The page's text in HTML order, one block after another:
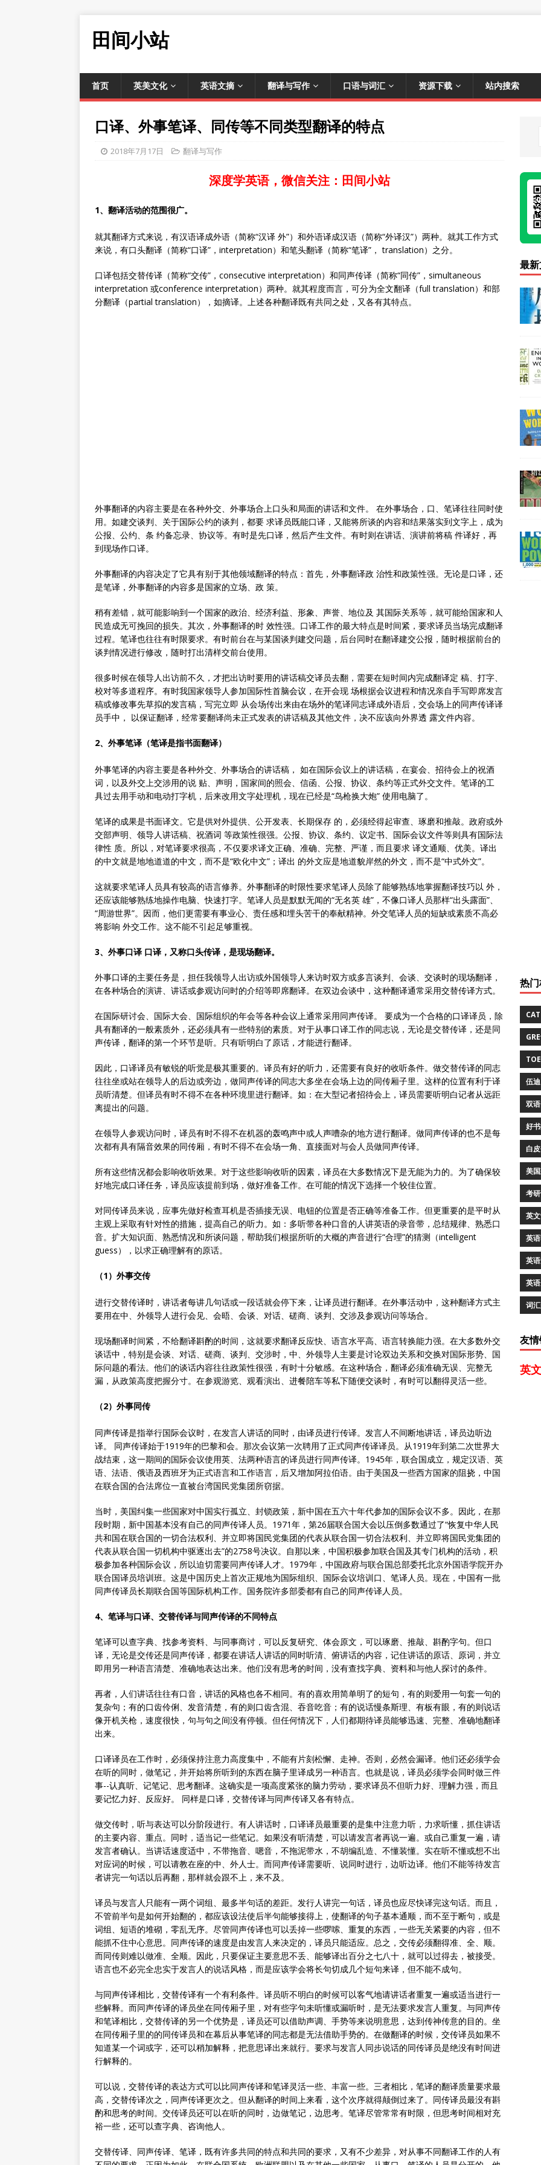
田间小站
首页 英美文化 英语文摘 翻译与写作 口语与词汇 资源下载 站内搜索
口译、外事笔译、同传等不同类型翻译的特点
2018年7月17日 翻译与写作
深度学英语，微信关注：田间小站
1、翻译活动的范围很广。
就其翻译方式来说，有汉语译成外语（简称“汉译 外”）和外语译成汉语（简称“外译汉”）两种。就其工作方式
来说，有口头翻译（简称“口译”，interpretation）和笔头翻译（简称“笔译”， translation）之分。
口译包括交替传译（简称“交传”，consecutive interpretation）和同声传译（简称“同传”，simultaneous
interpretation 或conference interpretation）两种。就其程度而言，可分为全文翻译（full translation）和部
分翻译（partial translation），如摘译。上述各种翻译既有共同之处，又各有其特点。
外事翻译的内容主要是在各种外交、外事场合上口头和局面的讲话和文件。 在外事场合，口、笔译往往同时使
用。如建交谈判、关于国际公约的谈判，都要 求译员既能口译，又能将所谈的内容和结果落实到文字上，成为
公报、公约、条 约备忘录、协议等。有时是先口译，然后产生文件。有时则在讲话、演讲前将稿 件译好，再
到现场作口译。
外事翻译的内容决定了它具有别于其他领域翻译的特点：首先，外事翻译政 治性和政策性强。无论是口译，还
是笔译，外事翻译的内容多是国家的立场、政 策。
稍有差错，就可能影响到一个国家的政治、经济利益、形象、声誉、地位及 其国际关系等，就可能给国家和人
民造成无可挽回的损失。其次，外事翻译的时 效性强。口译工作的最大特点是时间紧，要求译员当场完成翻译
过程。笔译也往往有时限要求。有时前台在与某国谈判建交问题，后台同时在翻译建交公报，随时根据前台的
谈判情况进行修改，随时打出清样交前台使用。
很多时候在领导人出访前不久，才把出访时要用的讲话稿交译员去翻，需要在短时间内完成翻译定 稿、打字、
校对等多道程序。有时我国家领导人参加国际性首脑会议，在开会现 场根据会议进程和情况亲自手写即席发言
稿或修改事先草拟的发言稿，写完立即 从会场传出来由在场外的笔译同志译成外语后，交会场上的同声传译译
员手中， 以保证翻译，经常要翻译尚未正式发表的讲话稿及其他文件，决不应该向外界透 露文件内容。
2、外事笔译（笔译是指书面翻译）
外事笔译的内容主要是各种外交、外事场合的讲话稿， 如在国际会议上的讲话稿，在宴会、招待会上的祝酒
词，以及外交上交涉用的说 贴、声明，国家间的照会、信函、公报、协议、条约等正式外交文件。笔译的工
具过去用手动和电动打字机，后来改用文字处理机，现在已经是“鸟枪换大炮” 使用电脑了。
笔译的成果是书面译文。它是供对外提供、公开发表、长期保存 的，必须经得起审查、琢磨和推敲。政府或外
交部声明、领导人讲话稿、祝酒词 等政策性很强。公报、协议、条约、议定书、国际会议文件等则具有国际法
律性 质。所以，对笔译要求很高，不仅要求译文正确、准确、完整、严谨，而且要求 译文通顺、优美。译出
的中文就是地地道道的中文，而不是“欧化中文”；译出 的外文应是地道貌岸然的外文，而不是“中式外文”。
这就要求笔译人员具有较高的语言修养。外事翻译的时限性要求笔译人员除了能够熟练地掌握翻译技巧以 外，
还应该能够熟练地操作电脑、快速打字。笔译人员是默默无闻的“无名英 雄”，不像口译人员那样“出头露面”、
“周游世界”。因而，他们更需要有事业心、责任感和埋头苦干的奉献精神。外交笔译人员的短缺或素质不高必
将影响 外交工作。这不能不引起足够重视。
3、外事口译 口译，又称口头传译，是现场翻译。
外事口译的主要任务是，担任我领导人出访或外国领导人来访时双方或多言谈判、会谈、交谈时的现场翻译，
在各种场合的演讲、讲话或参观访问时的介绍等即席翻译。在双边会谈中，这种翻译通常采用交替传译方式。
在国际研讨会、国际大会、国际组织的年会等各种会议上通常采用同声传译。 要成为一个合格的口译译员，除
具有翻译的一般素质外，还必须具有一些特别的素质。对于从事口译工作的同志说，无论是交替传译，还是同
声传译，翻译的第一个环节是听。只有听明白了原话，才能进行翻译。
因此，口译译员有敏锐的听觉是极其重要的。译员有好的听力，还需要有良好的收听条件。做交替传译的同志
往往坐或站在领导人的后边或旁边，做同声传译的同志大多坐在会场上边的同传厢子里。这样的位置有利于译
员听清楚。但译员有时不得不在各种环境里进行翻译。如：在大型记者招待会上，译员需要听明白记者从远距
离提出的问题。
在领导人参观访问时，译员有时不得不在机器的轰鸣声中或人声嘈杂的地方进行翻译。做同声传译的也不是每
次都有具有隔音效果的同传厢，有时不得不在会场一角、直接面对与会人员做同声传译。
所有这些情况都会影响收听效果。对于这些影响收听的因素，译员在大多数情况下是无能为力的。为了确保较
好地完成口译任务，译员应该提前到场，做好准备工作。在可能的情况下选择一个较佳位置。
对同传译员来说，应事先做好检查耳机是否插接无误、电钮的位置是否正确等准备工作。但更重要的是平时从
主观上采取有针对性的措施，提高自己的听力。如：多听带各种口音的人讲英语的录音带，总结规律、熟悉口
音。扩大知识面、熟悉情况和所谈问题，帮助我们根据所听的大概的声音进行“合理”的猜测（intelligent
guess），以求正确理解有的原话。
（1）外事交传
进行交替传译时，讲话者每讲几句话或一段话就会停下来，让译员进行翻译。在外事活动中，这种翻译方式主
要用在中、外领导人进行会见、会晤、会谈、对话、磋商、谈判、交涉及参观访问等场合。
现场翻译时间紧，不给翻译斟酌的时间，这就要求翻译反应快、语言水平高、语言转换能力强。在大多数外交
谈话中，特别是会谈、对话、磋商、谈判、交涉时，中、外领导人主要是讨论双边关系和交换对国际形势、国
际问题的看法。他们的谈话内容往往政策性很强，有时十分敏感。在这种场合，翻译必须准确无误、完整无
漏，从政策高度把握分寸。在参观游览、观看演出、进餐陪车等私下随便交谈时，有时可以翻得灵活一些。
（2）外事同传
同声传译是指举行国际会议时，在发言人讲话的同时，由译员进行传译。发言人不间断地讲话，译员边听边
译。 同声传译始于1919年的巴黎和会。那次会议第一次聘用了正式同声传译译员。从1919年到第二次世界大
战结束，这一期间的国际会议使用英、法两种语言的译员进行同声传译。1945年，联合国成立，规定汉语、英
语、法语、俄语及西班牙为正式语言和工作语言，后又增加阿拉伯语。由于美国及一些西方国家的阻挠，中国
在联合国的合法席位一直被台湾国民党集团所窃据。
当时，美国纠集一些国家对中国实行孤立、封锁政策，新中国在五六十年代参加的国际会议不多。因此，在那
段时期，新中国基本没有自己的同声传译人员。1971年，第26届联合国大会以压倒多数通过了“恢复中华人民
共和国在联合国的一切合法权利、并立即将国民党集团的代表从联合国一切合法权利、并立即将国民党集团的
代表从联合国一切机构中驱逐出去”的2758号决议。自那以来，中国积极参加联合国及其专门机构的活动，积
极参加各种国际会议，所以迫切需要同声传译人才。1979年，中国政府与联合国总部委托北京外国语学院开办
联合国译员培训班。这是中国历史上首次正规地为国际组织、国际会议培训口、笔译人员。现在，中国有一批
同声传译员长期联合国等国际机构工作。国务院许多部委都有自己的同声传译人员。
4、笔译与口译、交替传译与同声传译的不同特点
笔译可以查字典、找参考资料、与同事商讨，可以反复研究、体会原文，可以琢磨、推敲、斟酌字句。但口
译，无论是交传还是同声传译，都要在讲话人讲话的同时听清、俯讲话的内容，记住讲话的原话、原词，并立
即用另一种语言清楚、准确地表达出来。他们没有思考的时间，没有查找字典、资料和与他人探讨的条件。
再者，人们讲话往往有口音，讲话的风格也各不相同。有的喜欢用简单明了的短句，有的则爱用一句套一句的
复杂句；有的口齿伶俐、发音清楚，有的则口齿含混、吞音吃音；有的说话慢条斯理、有板有眼，有的则说话
像开机关枪，速度很快，句与句之间没有停顿。但任何情况下，人们都期待译员能够迅速、完整、准确地翻译
出来。
口译译员在工作时，必须保持注意力高度集中，不能有片刻松懈、走神。否则，必然会漏译。他们还必须学会
在听的同时，做笔记，并开始将所听到的东西在脑子里译成另一种语言。也就是说，译员必须学会同时做三件
事--认真听、记笔记、思考翻译。这确实是一项高度紧张的脑力劳动，要求译员不但听力好、理解力强，而且
要记忆力好、反应好。 同样是口译，交替传译与同声传译又各有特点。
做交传时，听与表达可以分阶段进行。有人讲话时，口译译员最重要的是集中注意力听，力求听懂，抓住讲话
的主要内容、重点。同时，适当记一些笔记。如果没有听清楚，可以请发言者再说一遍。或自己重复一遍，请
发言者确认。当讲话速度适中，不带拖音、嗯音，不拖泥带水，不胡编乱造、不懂装懂。实在听不懂或想不出
对应词的时候，可以请教在座的中、外人士。而同声传译需要听、说同时进行，边听边译。他们不能等待发言
者讲完一句话以后再翻，那样就会跟不上，来不及。
译员与发言人只能有一两个词组、最多半句话的差距。发行人讲完一句话，译员也应尽快译完这句话。而且，
不管前半句是如何开始翻的，都应该设法使后半句能够接得上，使翻译的句子基本通顺，而不至于断句，或是
词组、短语的堆砌，零乱无序。尽管同声传译也可以丢掉一些啰嗦、重复的东西，一些无关紧要的内容，但不
能抓不住中心意思。同声传译的速度是由发言人来决定的，译员只能适应。总之，交传必须翻得准、全、顺。
而同传则难以做准、全顺。因此，只要保证主要意思不丢、能够译出百分之七八十，就可以过得去，被接受。
语言也不必完全忠实于发言人的说话风格，而是应该学会将长句切成几个短句来译，但不能不成句。
与同声传译相比，交替传译有一个有利条件。译员听不明白的时候可以客气地请讲话者重复一遍或适当进行一
些解释。而同声传译的译员坐在同传厢子里，对有些字句未听懂或漏听时，是无法要求发言人重复。与同声传
和笔译相比，交替传译的另一个优势是，译员还可以借助声调、手势等来说明意思，达到传神传意的目的。坐
在同传厢子里的的同传译员和在幕后从事笔译的同志都是无法借助手势的。在做翻译的时候，交传译员如果不
知道某一个词或字，还可以稍加解释，把意思译出来就行。要求与发言人同步说话的同传译员是绝没有时间进
行解释的。
可以说，交替传译的表达方式可以比同声传译和笔译灵活一些、丰富一些。三者相比，笔译的翻译质量要求最
高，交替传译次之，同声传译更次之。但从翻译的时间上来看，这个次序就得颠倒过来了。同传译员最没有斟
酌和思考的时间。交传译员还可以在听的同时，边做笔记，边思考。笔译尽管常常有时限，但思考时间相对充
裕一些，还可以查字典、咨询他人。
交替传译、同声传译、笔译，既有许多共同的特点和共同的要求，又有不少差异，对从事不同翻译工作的人有
最
热
伍
双
好
白
美
考
英
英
英
英
词
友
英